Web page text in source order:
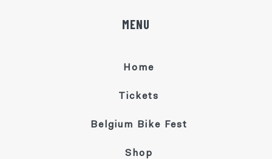
MENU
Home
Tickets
Belgium Bike Fest
Shop